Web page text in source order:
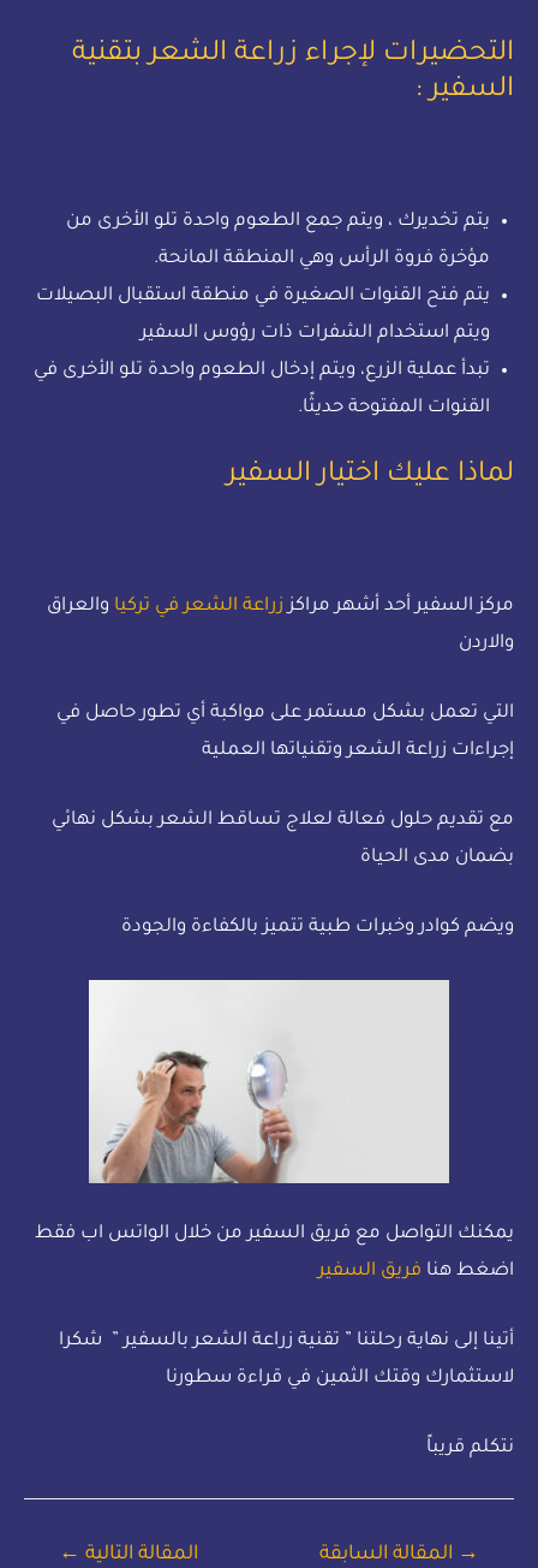
التحضيرات لإجراء زراعة الشعر بتقنية
السفير :
يتم تخديرك ، ويتم جمع الطعوم واحدة تلو الأخرى من
مؤخرة فروة الرأس وهي المنطقة المانحة.
يتم فتح القنوات الصغيرة في منطقة استقبال البصيلات
ويتم استخدام الشفرات ذات رؤوس السفير
تبدأ عملية الزرع، ويتم إدخال الطعوم واحدة تلو الأخرى في
القنوات المفتوحة حديثًا.
لماذا عليك اختيار السفير
مركز السفير أحد أشهر مراكز زراعة الشعر في تركيا والعراق
والاردن
التي تعمل بشكل مستمر على مواكبة أي تطور حاصل في
إجراءات زراعة الشعر وتقنياتها العملية
مع تقديم حلول فعالة لعلاج تساقط الشعر بشكل نهائي
بضمان مدى الحياة
ويضم كوادر وخبرات طبية تتميز بالكفاءة والجودة
يمكنك التواصل مع فريق السفير من خلال الواتس اب فقط
اضغط هنا فريق السفير
أتينا إلى نهاية رحلتنا ” تقنية زراعة الشعر بالسفير ” شكرا
لاستثمارك وقتك الثمين في قراءة سطورنا
نتكلم قريباً
→ المقالة السابقة المقالة التالية ←